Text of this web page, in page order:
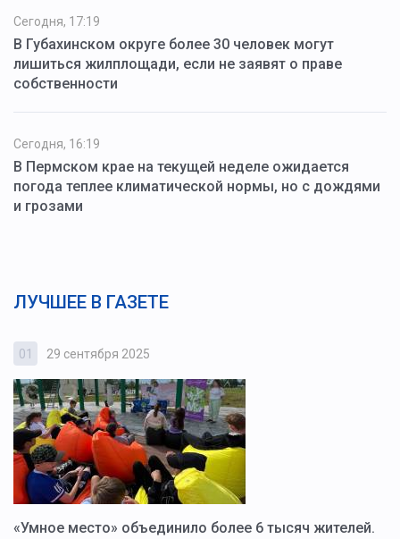
Сегодня, 17:19
В Губахинском округе более 30 человек могут
лишиться жилплощади, если не заявят о праве
собственности
Сегодня, 16:19
В Пермском крае на текущей неделе ожидается
погода теплее климатической нормы, но с дождями
и грозами
ЛУЧШЕЕ В ГАЗЕТЕ
01 29 сентября 2025
«Умное место» объединило более 6 тысяч жителей.